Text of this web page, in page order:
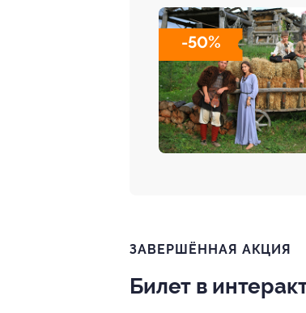
-50%
ЗАВЕРШЁННАЯ АКЦИЯ
Билет в